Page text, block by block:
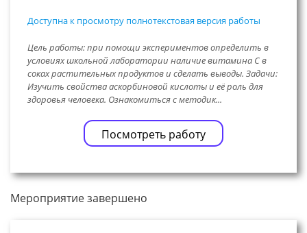
Доступна к просмотру полнотекстовая версия работы
Цель работы: при помощи экспериментов определить в
условиях школьной лаборатории наличие витамина С в
соках растительных продуктов и сделать выводы. Задачи:
Изучить свойства аскорбиновой кислоты и её роль для
здоровья человека. Ознакомиться с методик...
Посмотреть работу
Мероприятие завершено